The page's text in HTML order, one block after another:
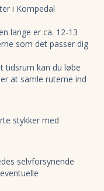
i Kompedal
lange er ca. 12-13
som det passer dig
tidsrum kan du løbe
at samle ruterne ind
stykker med
selvforsynende